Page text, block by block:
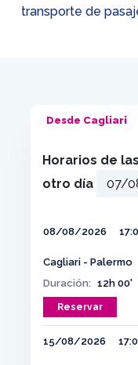
transporte de
Desde Cagliari
Horarios de
otro día
08/08/2026
Cagliari - Palermo
Duración: 12h 00'
Reservar
15/08/2026